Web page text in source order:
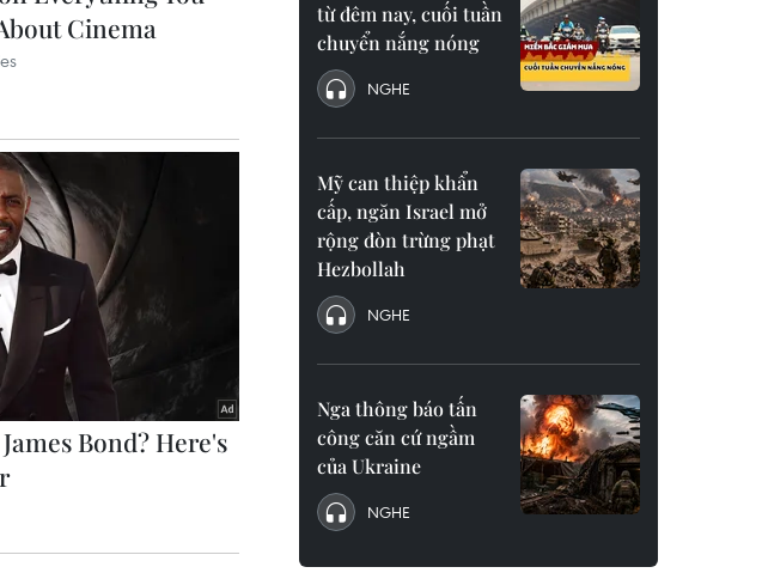
từ đêm nay, cuối tuần
chuyển nắng nóng
NGHE
Mỹ can thiệp khẩn
cấp, ngăn Israel mở
rộng đòn trừng phạt
Hezbollah
NGHE
Nga thông báo tấn
công căn cứ ngầm
của Ukraine
NGHE